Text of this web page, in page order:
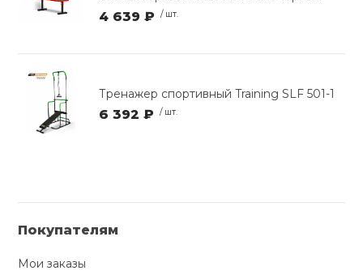
4 639 ₽ / шт.
Тренажер спортивный Training SLF 501-1
6 392 ₽ / шт.
Покупателям
Мои заказы